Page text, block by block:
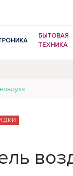
БЫТОВАЯ
ТЕХНИКА